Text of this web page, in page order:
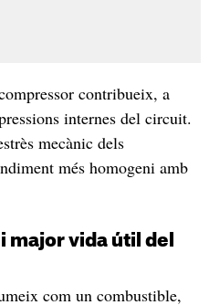
contribueix, a
internes del circuit.
mecànic dels
més homogeni amb
major vida útil del
com un combustible,